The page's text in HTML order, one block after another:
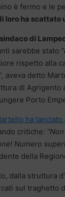
è fermo e le
loro ha scattato
di
sarebbe stato “
rispetto alla
, aveva detto
di Agrigento
Porto
ha
critiche:
Numero
della
dalla struttura
sul traghetto